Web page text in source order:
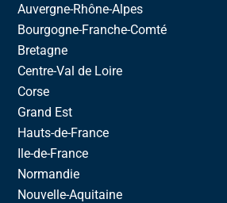
Auvergne-Rhône-Alpes
Bourgogne-Franche-Comté
Bretagne
Centre-Val de Loire
Corse
Grand Est
Hauts-de-France
Ile-de-France
Normandie
Nouvelle-Aquitaine